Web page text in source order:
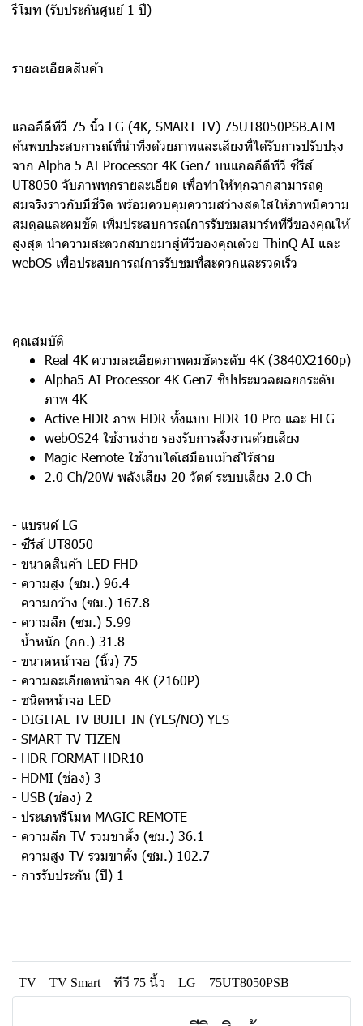
รีโมท (รับประกันศูนย์ 1 ปี)
รายละเอียดสินค้า
แอลอีดีทีวี 75 นิ้ว LG (4K, SMART TV) 75UT8050PSB.ATM
ค้นพบประสบการณ์ที่น่าทึ่งด้วยภาพและเสียงที่ได้รับการปรับปรุง
จาก Alpha 5 AI Processor 4K Gen7 บนแอลอีดีทีวี ซีรีส์
UT8050 จับภาพทุกรายละเอียด เพื่อทำให้ทุกฉากสามารถดู
สมจริงราวกับมีชีวิต พร้อมควบคุมความสว่างสดใสให้ภาพมีความ
สมดุลและคมชัด เพิ่มประสบการณ์การรับชมสมาร์ททีวีของคุณให้
สูงสุด นำความสะดวกสบายมาสู่ทีวีของคุณด้วย ThinQ AI และ
webOS เพื่อประสบการณ์การรับชมที่สะดวกและรวดเร็ว
คุณสมบัติ
Real 4K ความละเอียดภาพคมชัดระดับ 4K (3840X2160p)
Alpha5 AI Processor 4K Gen7 ชิปประมวลผลยกระดับ
ภาพ 4K
Active HDR ภาพ HDR ทั้งแบบ HDR 10 Pro และ HLG
webOS24 ใช้งานง่าย รองรับการสั่งงานด้วยเสียง
Magic Remote ใช้งานได้เสมือนเม้าส์ไร้สาย
2.0 Ch/20W พลังเสียง 20 วัตต์ ระบบเสียง 2.0 Ch
- แบรนด์ LG
- ซีรีส์ UT8050
- ขนาดสินค้า LED FHD
- ความสูง (ซม.) 96.4
- ความกว้าง (ซม.) 167.8
- ความลึก (ซม.) 5.99
- น้ำหนัก (กก.) 31.8
- ขนาดหน้าจอ (นิ้ว) 75
- ความละเอียดหน้าจอ 4K (2160P)
- ชนิดหน้าจอ LED
- DIGITAL TV BUILT IN (YES/NO) YES
- SMART TV TIZEN
- HDR FORMAT HDR10
- HDMI (ช่อง) 3
- USB (ช่อง) 2
- ประเภทรีโมท MAGIC REMOTE
- ความลึก TV รวมขาตั้ง (ซม.) 36.1
- ความสูง TV รวมขาตั้ง (ซม.) 102.7
- การรับประกัน (ปี) 1
TV TV Smart ทีวี 75 นิ้ว LG 75UT8050PSB